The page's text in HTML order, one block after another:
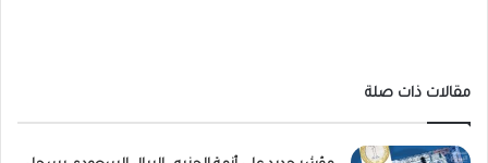
مقالات ذات صلة